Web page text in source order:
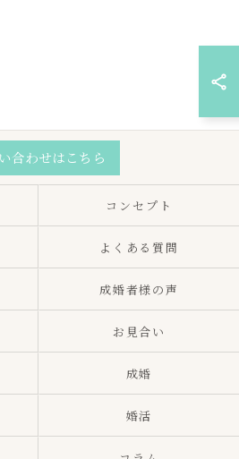
合わせはこちら
コンセプト
よくある質問
成婚者様の声
お見合い
成婚
婚活